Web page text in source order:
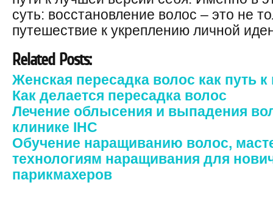
суть: восстановление волос – это не
путешествие к укреплению личной
Related Posts:
Женская пересадка волос как путь
Как делается пересадка волос
Лечение облысения и выпадения
клинике IHC
Обучение наращиванию волос,
технологиям наращивания для
парикмахеров